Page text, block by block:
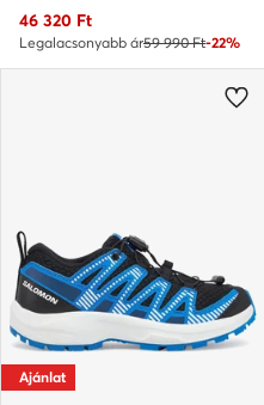
Aktuális ár
46 320 Ft
Legalacsonyabb ár59 990 Ft-22%
Ajánlat